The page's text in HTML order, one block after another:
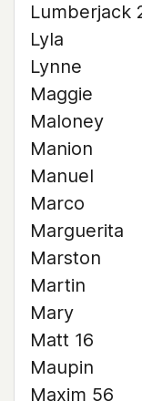
Lumberjack
Lyla
Lynne
Maggie
Maloney
Manion
Manuel
Marco
Marguerita
Marston
Martin
Mary
Matt 16
Maupin
Maxim 56